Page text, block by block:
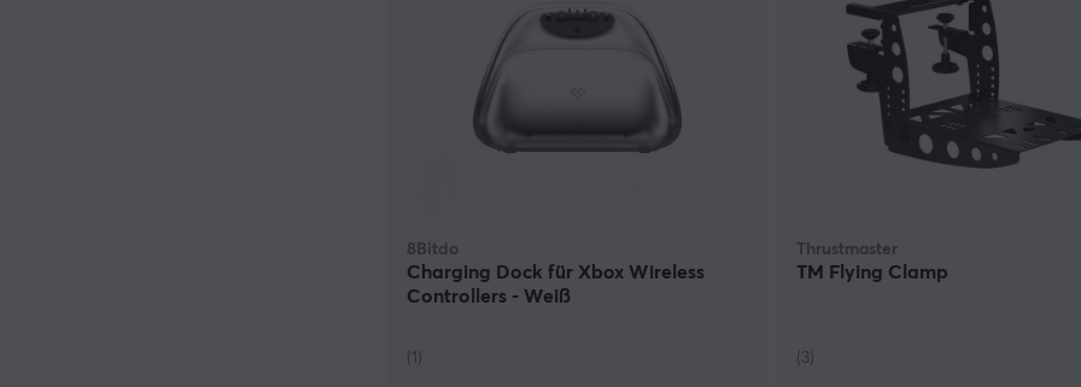
8Bitdo
Charging Dock für Xbox Wireless
Controllers - Weiß
(1)
Thrustmaster
TM Flying Clamp
(3)